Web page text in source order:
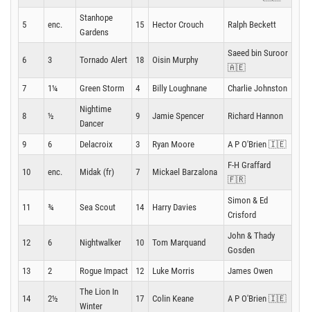
5 enc.
Stanhope
Gardens
15 Hector Crouch Ralph Beckett
6 3 Tornado Alert 18 Oisin Murphy
Saeed bin Suroor
🇦🇪
7
1¼ Green Storm 4 Billy Loughnane Charlie Johnston
8 ½
Nightime
Dancer
9 Jamie Spencer Richard Hannon
9 6 Delacroix 3 Ryan Moore A P O'Brien 🇮🇪
10 enc. Midak (fr) 7 Mickael Barzalona
F-H Graffard
🇫🇷
11 ¾ Sea Scout 14 Harry Davies
Simon & Ed
Crisford
12 6 Nightwalker 10 Tom Marquand
John & Thady
Gosden
13
2 Rogue Impact 12 Luke Morris James Owen
14 2½
The Lion In
Winter
17 Colin Keane A P O'Brien 🇮🇪